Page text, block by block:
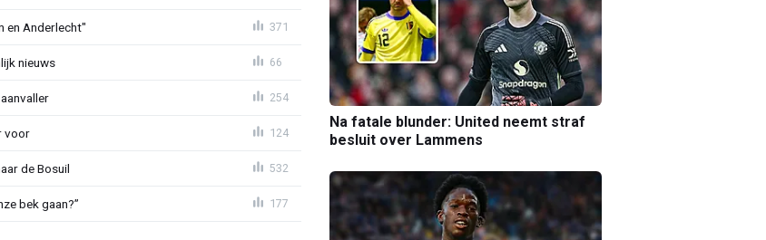
en Anderlecht" 371
nieuws 66
254
voor 124
de Bosuil 532
bek gaan?” 177
Na fatale blunder: United neemt straf
besluit over Lammens